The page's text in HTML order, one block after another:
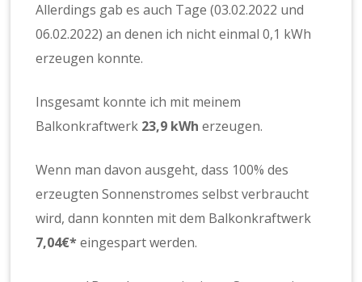
Allerdings gab es auch Tage (03.02.2022 und
06.02.2022) an denen ich nicht einmal 0,1 kWh
erzeugen konnte.
Insgesamt konnte ich mit meinem
Balkonkraftwerk 23,9 kWherzeugen.
Wenn man davon ausgeht, dass 100% des
erzeugten Sonnenstromes selbst verbraucht
wird, dann konnten mit dem Balkonkraftwerk
7,04€*eingespart werden.